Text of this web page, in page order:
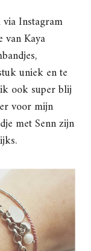
Instagram
van Kaya
uniek en te
ook super blij
voor mijn
met Senn zijn